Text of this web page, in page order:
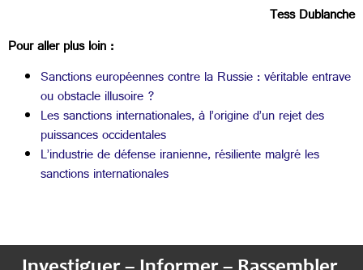
Tess Dublanche
Pour aller plus loin :
Sanctions européennes contre la Russie : véritable entrave
ou obstacle illusoire ?
Les sanctions internationales, à l’origine d’un rejet des
puissances occidentales
L’industrie de défense iranienne, résiliente malgré les
sanctions internationales